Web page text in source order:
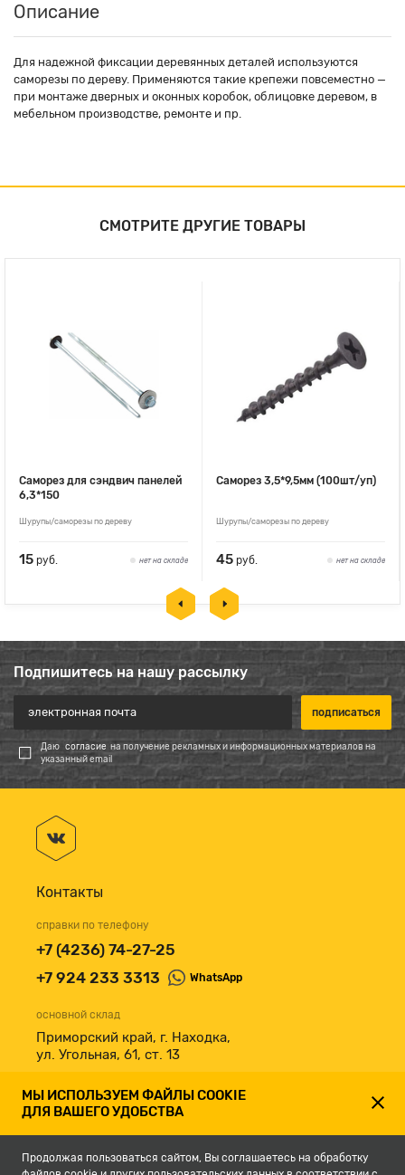
Описание
Для надежной фиксации деревянных деталей используются
саморезы по дереву. Применяются такие крепежи повсеместно —
при монтаже дверных и оконных коробок, облицовке деревом, в
мебельном производстве, ремонте и пр.
СМОТРИТЕ ДРУГИЕ ТОВАРЫ
Саморез для сэндвич панелей
6,3*150
Шурупы/саморезы по дереву
15 руб. нет на складе
Саморез 3,5*9,5мм (100шт/уп)
Шурупы/саморезы по дереву
45 руб. нет на складе
Подпишитесь на нашу рассылку
Даю согласие на получение рекламных и информационных материалов на
указанный email
Контакты
справки по телефону
+7 (4236) 74-27-25
+7 924 233 3313
WhatsApp
основной склад
Приморский край, г. Находка,
ул. Угольная, 61, ст. 13
принимаем к оплате
МЫ ИСПОЛЬЗУЕМ ФАЙЛЫ COOKIE
ДЛЯ ВАШЕГО УДОБСТВА
Продолжая пользоваться сайтом, Вы соглашаетесь на обработку